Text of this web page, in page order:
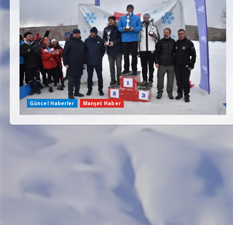
Güncel Haberler Manşet Haber